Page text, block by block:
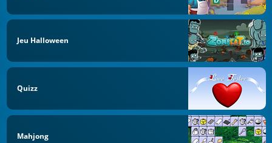
Jeu Halloween
Quizz
Mahjong